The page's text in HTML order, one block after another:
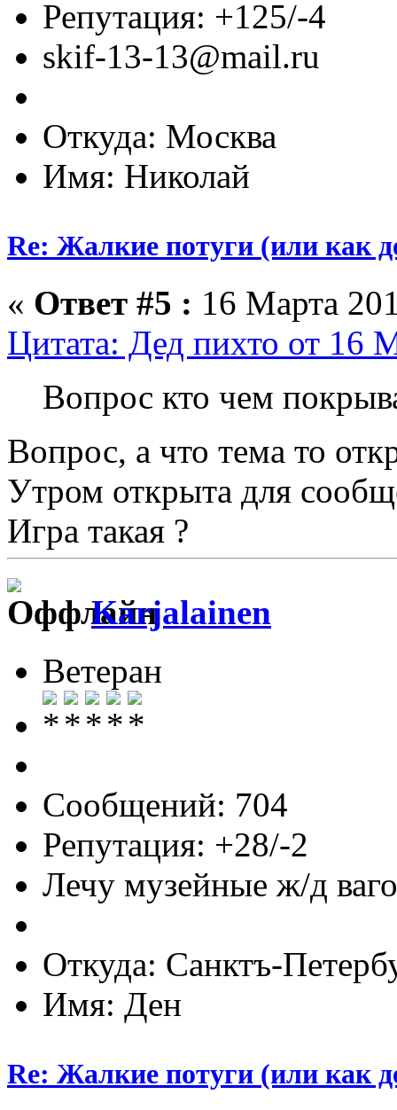
Репутация: +125/-4
skif-13-13@mail.ru
Откуда: Москва
Имя: Николай
Re: Жалкие потуги (или как
« Ответ #5 : 16 Марта
Цитата: Дед пихто от 16
Вопрос кто чем
Вопрос, а что тема то
Утром открыта для
Игра такая ?
Karjalainen
Ветеран
Сообщений: 704
Репутация: +28/-2
Лечу музейные ж/д
Откуда: Санктъ-
Имя: Ден
Re: Жалкие потуги (или как